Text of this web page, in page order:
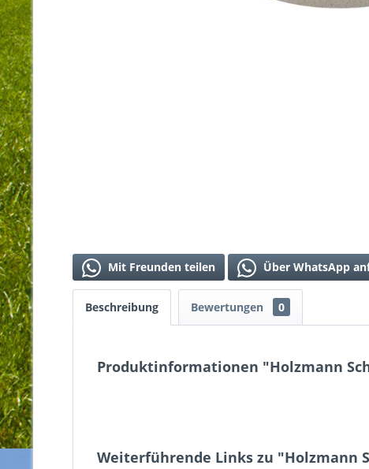
Mit Freunden teilen Über WhatsApp
Beschreibung Bewertungen 0
Produktinformationen "Holzmann
Weiterführende Links zu "Holzmann